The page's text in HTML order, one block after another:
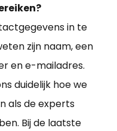
in te
zijn naam, een
en e-mailadres.
duidelijk hoe we
als de experts
Bij de laatste